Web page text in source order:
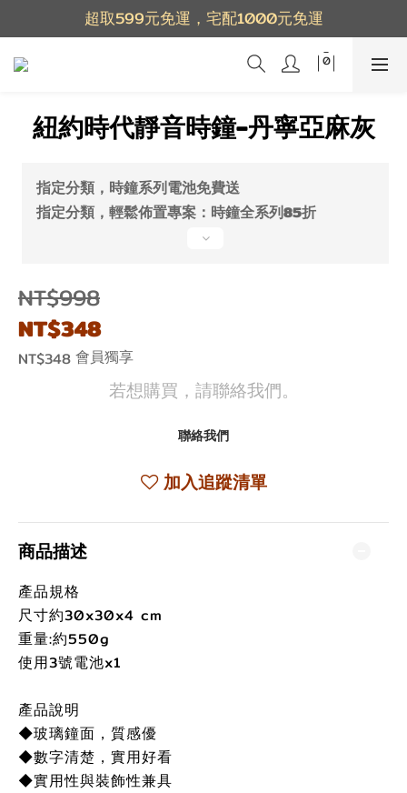
超取599元免運，宅配1000元免運
紐約時代靜音時鐘-丹寧亞麻灰
指定分類，時鐘系列電池免費送
指定分類，輕鬆佈置專案：時鐘全系列85折
NT$998
NT$348
NT$348 會員獨享
若想購買，請聯絡我們。
聯絡我們
加入追蹤清單
商品描述
產品規格
尺寸約30x30x4 cm
重量:約550g
使用3號電池x1
產品說明
◆玻璃鐘面，質感優
◆數字清楚，實用好看
◆實用性與裝飾性兼具